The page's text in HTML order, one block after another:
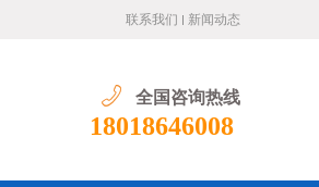
联系我们 新闻动态
全国咨询热线
18018646008